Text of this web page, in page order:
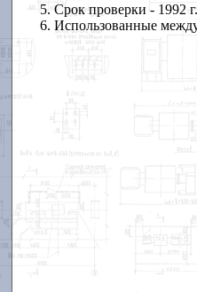
5. Срок проверки - 1992 г.
6. Использованные